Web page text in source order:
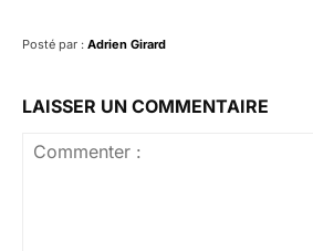
Posté par : Adrien Girard
LAISSER UN COMMENTAIRE